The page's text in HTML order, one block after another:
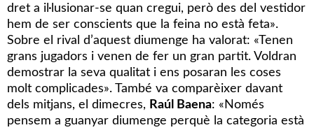
dret a il·lusionar-se quan cregui, però des del vestidor
hem de ser conscients que la feina no està feta».
Sobre el rival d’aquest diumenge ha valorat: «Tenen
grans jugadors i venen de fer un gran partit. Voldran
demostrar la seva qualitat i ens posaran les coses
molt complicades». També va comparèixer davant
dels mitjans, el dimecres, Raúl Baena: «Només
pensem a guanyar diumenge perquè la categoria està